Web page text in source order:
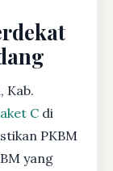
Kab.
C di
PKBM
yang